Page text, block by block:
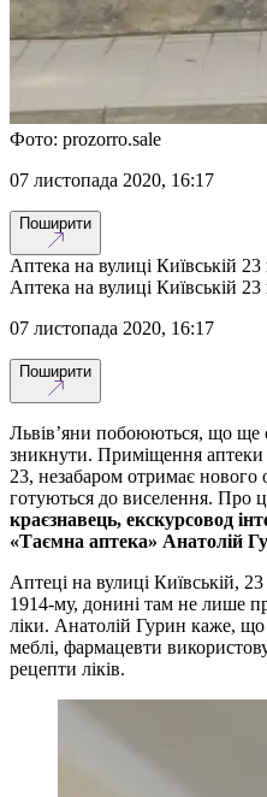
Фото: prozorro.sale
07 листопада 2020, 16:17
Поширити
Аптека на вулиці Київській
Аптека на вулиці Київській
07 листопада 2020, 16:17
Поширити
Львів’яни побоюються, що ще
зникнути. Приміщення
23, незабаром отримає нового
готуються до виселення. Про
краєзнавець, екскурсовод
«Таємна аптека» Анатолій
Аптеці на вулиці Київській,
1914-му, донині там не лише
ліки. Анатолій Гурин каже, що
меблі, фармацевти
рецепти ліків.